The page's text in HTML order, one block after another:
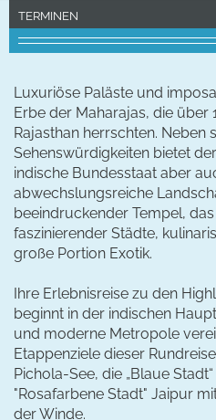
TERMINEN
Luxuriöse Paläste und
Erbe der Maharajas, die über
Rajasthan herrschten. Neben
Sehenswürdigkeiten bietet
indische Bundesstaat aber
abwechslungsreiche
beeindruckender Tempel,
faszinierender Städte,
große Portion Exotik.
Ihre Erlebnisreise zu den
beginnt in der indischen
und moderne Metropole
Etappenziele dieser
Pichola-See, die „Blaue
"Rosafarbene Stadt" Jaipur
der Winde.